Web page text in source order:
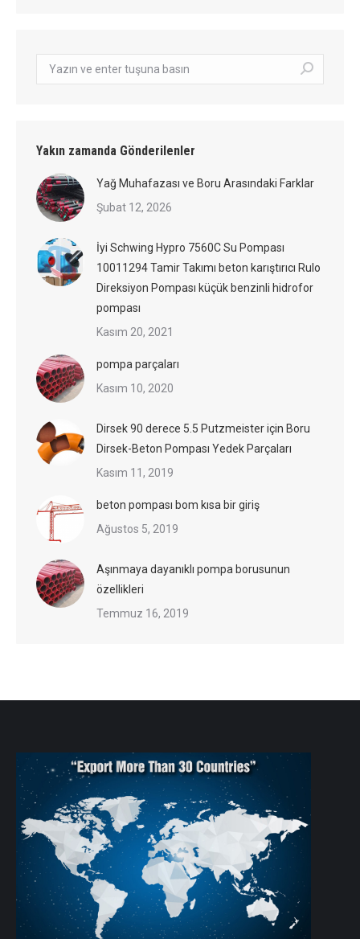
Arama:
Yakın zamanda Gönderilenler
Yağ Muhafazası ve Boru Arasındaki Farklar
Şubat 12, 2026
İyi Schwing Hypro 7560C Su Pompası
10011294 Tamir Takımı beton karıştırıcı Rulo
Direksiyon Pompası küçük benzinli hidrofor
pompası
Kasım 20, 2021
pompa parçaları
Kasım 10, 2020
Dirsek 90 derece 5.5 Putzmeister için Boru
Dirsek-Beton Pompası Yedek Parçaları
Kasım 11, 2019
beton pompası bom kısa bir giriş
Ağustos 5, 2019
Aşınmaya dayanıklı pompa borusunun
özellikleri
Temmuz 16, 2019